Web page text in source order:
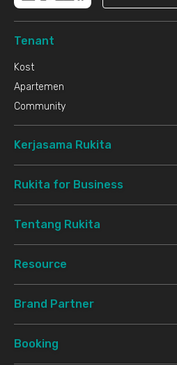
Tenant
Kost
Apartemen
Community
Kerjasama Rukita
Rukita for Business
Tentang Rukita
Resource
Brand Partner
Booking